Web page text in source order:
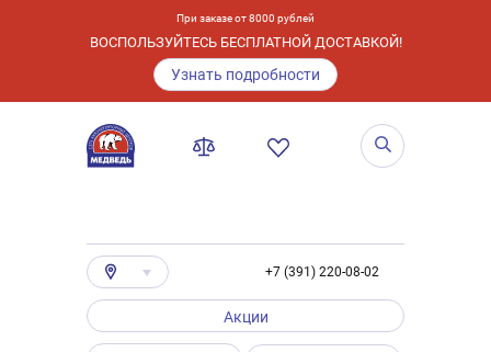
При заказе от 8000 рублей
ВОСПОЛЬЗУЙТЕСЬ БЕСПЛАТНОЙ ДОСТАВКОЙ!
Узнать подробности
+7 (391) 220-08-02
Акции